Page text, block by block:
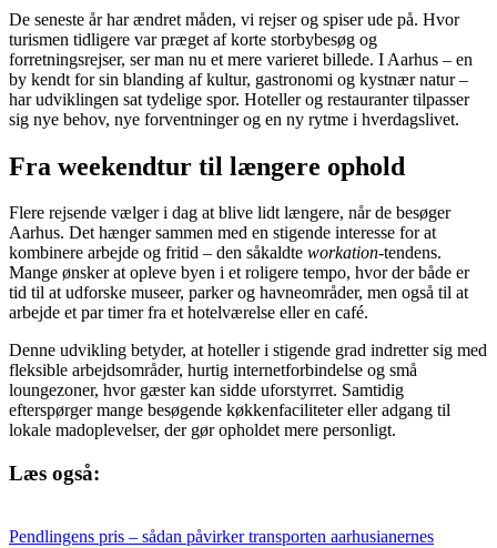
De seneste år har ændret måden, vi rejser og spiser ude på. Hvor
turismen tidligere var præget af korte storbybesøg og
forretningsrejser, ser man nu et mere varieret billede. I Aarhus – en
by kendt for sin blanding af kultur, gastronomi og kystnær natur –
har udviklingen sat tydelige spor. Hoteller og restauranter tilpasser
sig nye behov, nye forventninger og en ny rytme i hverdagslivet.
Fra weekendtur til længere ophold
Flere rejsende vælger i dag at blive lidt længere, når de besøger
Aarhus. Det hænger sammen med en stigende interesse for at
kombinere arbejde og fritid – den såkaldte workation-tendens.
Mange ønsker at opleve byen i et roligere tempo, hvor der både er
tid til at udforske museer, parker og havneområder, men også til at
arbejde et par timer fra et hotelværelse eller en café.
Denne udvikling betyder, at hoteller i stigende grad indretter sig med
fleksible arbejdsområder, hurtig internetforbindelse og små
loungezoner, hvor gæster kan sidde uforstyrret. Samtidig
efterspørger mange besøgende køkkenfaciliteter eller adgang til
lokale madoplevelser, der gør opholdet mere personligt.
Læs også:
Pendlingens pris – sådan påvirker transporten aarhusianernes